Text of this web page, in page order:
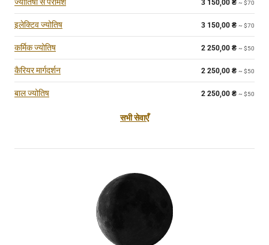
3 150,00 ₴ ~ $70
इलेक्टिव ज्योतिष 3 150,00 ₴ ~ $70
कर्मिक ज्योतिष 2 250,00 ₴ ~ $50
कैरियर मार्गदर्शन 2 250,00 ₴ ~ $50
बाल ज्योतिष 2 250,00 ₴ ~ $50
सभी सेवाएँ